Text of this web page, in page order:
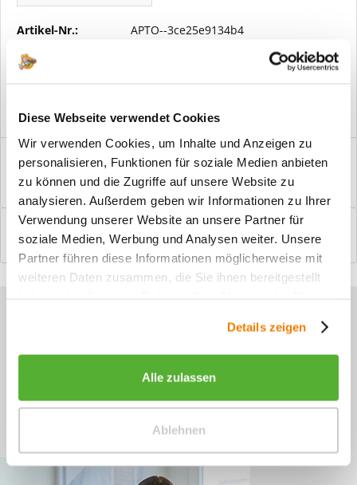
Diese Webseite verwendet Cookies
Wir verwenden Cookies, um Inhalte und Anzeigen zu
personalisieren, Funktionen für soziale Medien anbieten
zu können und die Zugriffe auf unsere Website zu
analysieren. Außerdem geben wir Informationen zu Ihrer
Verwendung unserer Website an unsere Partner für
soziale Medien, Werbung und Analysen weiter. Unsere
Partner führen diese Informationen möglicherweise mit
weiteren Daten zusammen, die Sie ihnen bereitgestellt
Details zeigen
Alle zulassen
Ablehnen
Artikel-Nr.: APTO--3ce25e9134b4
Vorteile
Windfangelemente online am Bildschirm konfigurieren und
einbaufertig bestellen. In wenigen...
Bewertungen
0
Bewertungen lesen, schreiben und diskutieren...mehr
Sie haben Fragen zu unseren
+49 (0)4244 965 34 04
Mo - Do, 09:00 - 16:00 Uhr
und Fr, 09:00 - 13:00 Uhr